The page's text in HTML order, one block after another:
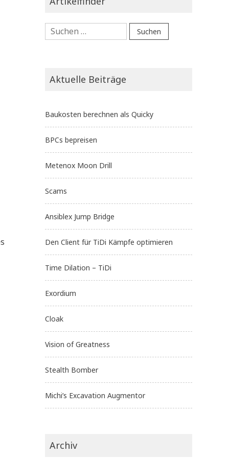
Suchen
nach:
Aktuelle Beiträge
Baukosten berechnen als Quicky
BPCs bepreisen
Metenox Moon Drill
Scams
Ansiblex Jump Bridge
Den Client für TiDi Kämpfe optimieren
Time Dilation – TiDi
Exordium
Cloak
Vision of Greatness
Stealth Bomber
Michi’s Excavation Augmentor
Archiv